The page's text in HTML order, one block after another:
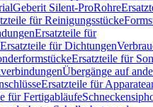
Geberit Silent-ProRohre
für Reinigungsstücke
Ersatzteile für
Ersatzteile für Dichtungen
Ersatzteile für
Übergänge auf
Ersatzteile für
für Fertigabläufe